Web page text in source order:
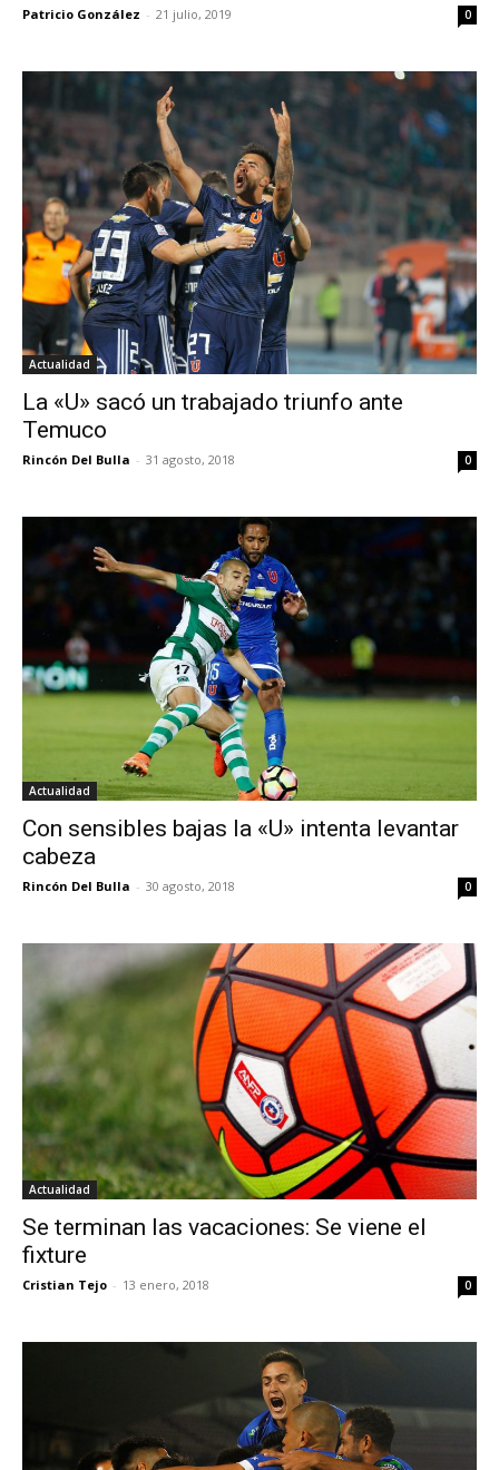
Patricio González - 21 julio, 2019 0
Actualidad
La «U» sacó un trabajado triunfo ante
Temuco
Rincón Del Bulla - 31 agosto, 2018 0
Actualidad
Con sensibles bajas la «U» intenta levantar
cabeza
Rincón Del Bulla - 30 agosto, 2018 0
Actualidad
Se terminan las vacaciones: Se viene el
fixture
Cristian Tejo - 13 enero, 2018 0